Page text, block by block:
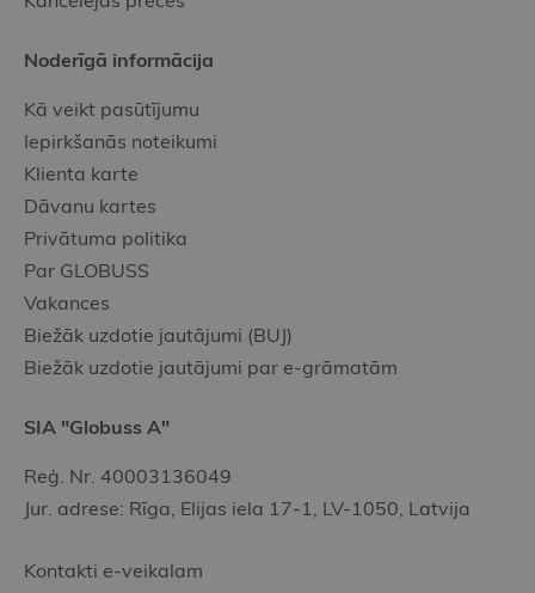
Noderīgā informācija
Kā veikt pasūtījumu
Iepirkšanās noteikumi
Klienta karte
Dāvanu kartes
Privātuma politika
Par GLOBUSS
Vakances
Biežāk uzdotie jautājumi (BUJ)
Biežāk uzdotie jautājumi par e-grāmatām
SIA "Globuss A"
Reģ. Nr. 40003136049
Jur. adrese: Rīga, Elijas iela 17-1, LV-1050, Latvija
Kontakti e-veikalam